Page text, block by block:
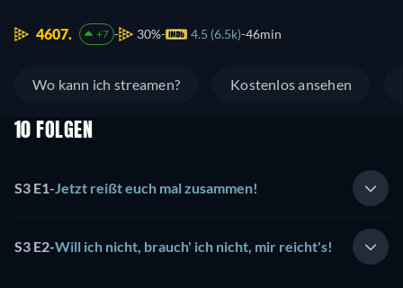
4607. +7 30% 4.5 (6.5k) 46min
Wo kann ich streamen? Kostenlos ansehen
10 FOLGEN
S3 E1- Jetzt reißt euch mal zusammen!
S3 E2-Will ich nicht, brauch' ich nicht, mir reicht's!